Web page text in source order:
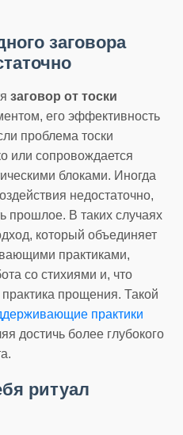
заговора
заговор от тоски
его эффективность
проблема тоски
или сопровождается
блоками. Иногда
недостаточно,
прошлое. В таких случаях
который объединяет
практиками,
со стихиями и, что
прощения. Такой
практики
достичь более глубокого
ритуал